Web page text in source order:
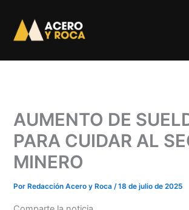
contenido
AUMENTO DE
PARA CUIDAR AL
MINERO
Por Redacción Acero y Roca/18 de julio de 2025